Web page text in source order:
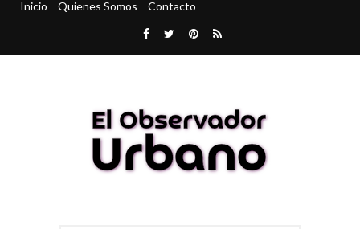
Inicio Quienes Somos Contacto